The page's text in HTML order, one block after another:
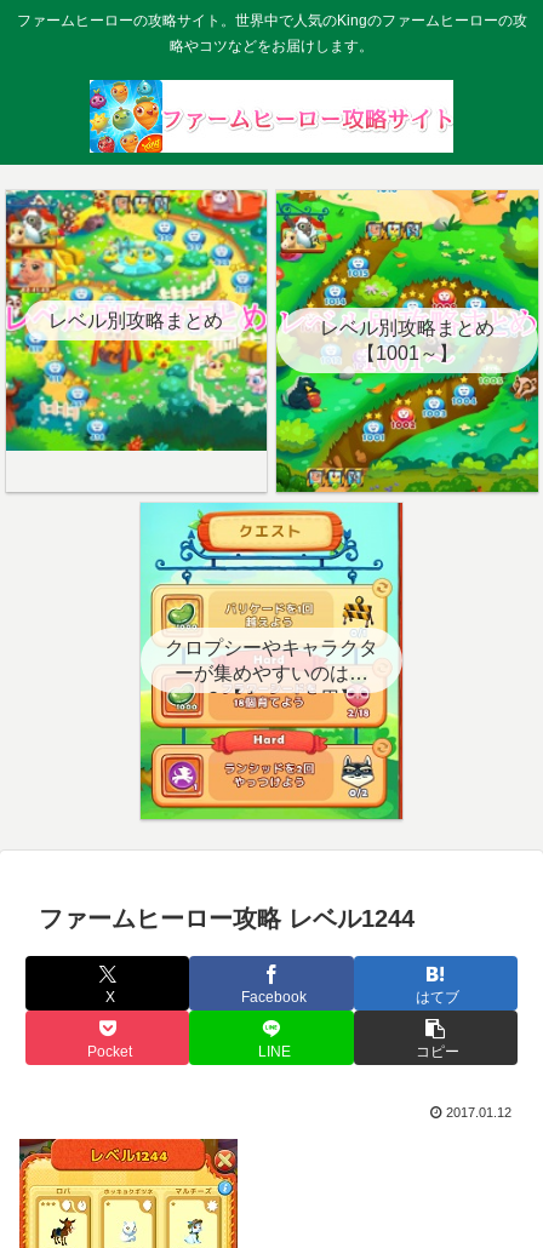
ファームヒーローの攻略サイト。世界中で人気のKingのファームヒーローの攻
略やコツなどをお届けします。
レベル別攻略まとめ
レベル別攻略まとめ
【1001～】
クロプシーやキャラクタ
ーが集めやすいのはど
こ？【クエスト用】
ファームヒーロー攻略 レベル1244
X Facebook はてブ
Pocket LINE コピー
2017.01.12